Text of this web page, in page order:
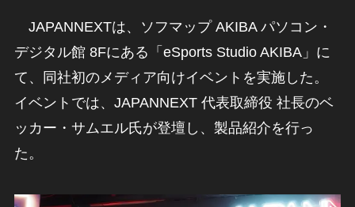
JAPANNEXTは、ソフマップ AKIBA パソコン・
デジタル館 8Fにある「eSports Studio AKIBA」に
て、同社初のメディア向けイベントを実施した。
イベントでは、JAPANNEXT 代表取締役 社長のベ
ッカー・サムエル氏が登壇し、製品紹介を行っ
た。